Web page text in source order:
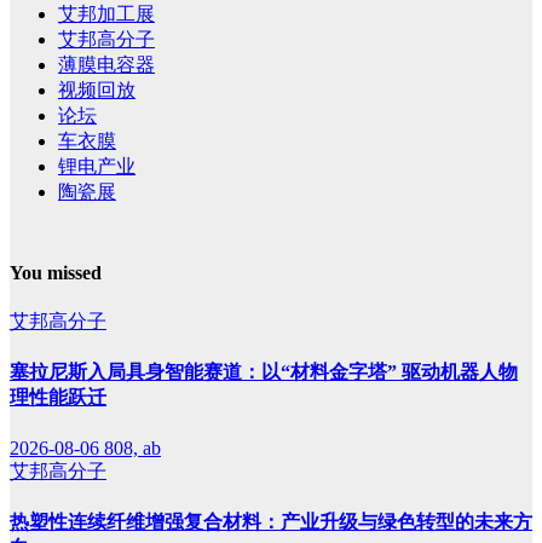
艾邦加工展
艾邦高分子
薄膜电容器
视频回放
论坛
车衣膜
锂电产业
陶瓷展
You missed
艾邦高分子
塞拉尼斯入局具身智能赛道：以“材料金字塔” 驱动机器人物
理性能跃迁
2026-08-06 808, ab
艾邦高分子
热塑性连续纤维增强复合材料：产业升级与绿色转型的未来方